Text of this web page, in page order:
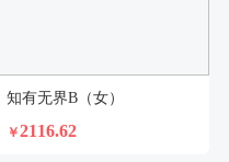
知有无界B（女）
￥2116.62